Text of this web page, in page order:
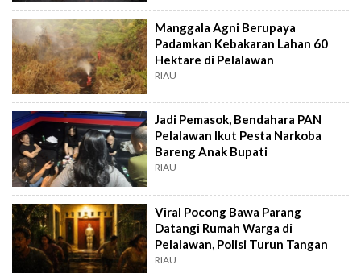
Manggala Agni Berupaya
Padamkan Kebakaran Lahan 60
Hektare di Pelalawan
RIAU
Jadi Pemasok, Bendahara PAN
Pelalawan Ikut Pesta Narkoba
Bareng Anak Bupati
RIAU
Viral Pocong Bawa Parang
Datangi Rumah Warga di
Pelalawan, Polisi Turun Tangan
RIAU